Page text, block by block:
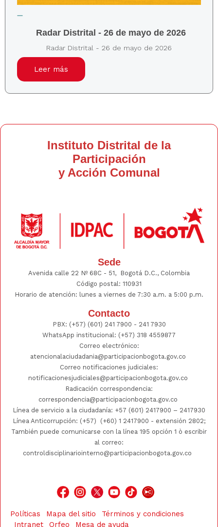
Radar Distrital - 26 de mayo de 2026
Radar Distrital - 26 de mayo de 2026
Leer más
Instituto Distrital de la
Participación
y Acción Comunal
Sede
Avenida calle 22 Nº 68C - 51, Bogotá D.C., Colombia
Código postal: 110931
Horario de atención: lunes a viernes de 7:30 a.m. a 5:00 p.m.
Contacto
PBX: (+57) (601) 241 7900 - 241 7930
WhatsApp institucional: (+57) 318 4559877
Correo electrónico:
atencionalaciudadania@participacionbogota.gov.co
Correo notificaciones judiciales:
notificacionesjudiciales@participacionbogota.gov.co
Radicación correspondencia:
correspondencia@participacionbogota.gov.co
Línea de servicio a la ciudadanía: +57 (601) 2417900 – 2417930
Línea Anticorrupción: (+57)
(+60) 1 2417900 - extensión 2802;
También puede comunicarse con la línea 195 opción 1 ò escribir
al correo:
controldisciplinariointerno@participacionbogota.gov.co
Políticas Mapa del sitio
Términos y condiciones
Intranet
Orfeo Mesa de ayuda